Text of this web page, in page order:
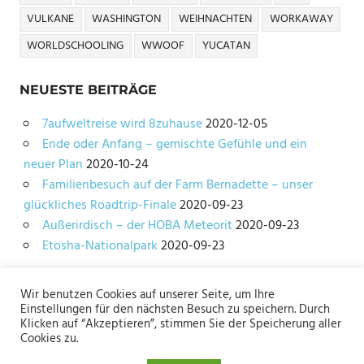
VULKANE
WASHINGTON WEIHNACHTEN
WORKAWAY
WORLDSCHOOLING
WWOOF YUCATAN
NEUESTE BEITRÄGE
7aufweltreise wird 8zuhause2020-12-05
Ende oder Anfang – gemischte Gefühle und ein
neuer Plan2020-10-24
Familienbesuch auf der Farm Bernadette – unser
glückliches Roadtrip-Finale2020-09-23
Außerirdisch – der HOBA Meteorit2020-09-23
Etosha-Nationalpark2020-09-23
Impressum
Datenschutz
Wir benutzen Cookies auf unserer Seite, um Ihre
Einstellungen für den nächsten Besuch zu speichern. Durch
Klicken auf “Akzeptieren”, stimmen Sie der Speicherung aller
Cookies zu.